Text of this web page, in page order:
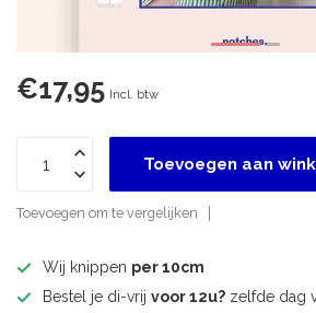
€17,95 Incl. btw
Toevoegen aan
Toevoegen om te vergelijken
Wij knippen per 10cm
Bestel je di-vrij voor 12u? zelfde dag